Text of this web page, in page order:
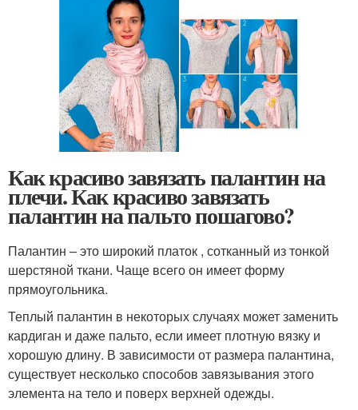
Как красиво завязать палантин на
плечи. Как красиво завязать
палантин на пальто пошагово?
Палантин – это широкий платок , сотканный из тонкой
шерстяной ткани. Чаще всего он имеет форму
прямоугольника.
Теплый палантин в некоторых случаях может заменить
кардиган и даже пальто, если имеет плотную вязку и
хорошую длину. В зависимости от размера палантина,
существует несколько способов завязывания этого
элемента на тело и поверх верхней одежды.